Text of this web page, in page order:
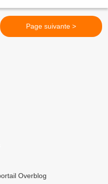
Page suivante >
Overblog